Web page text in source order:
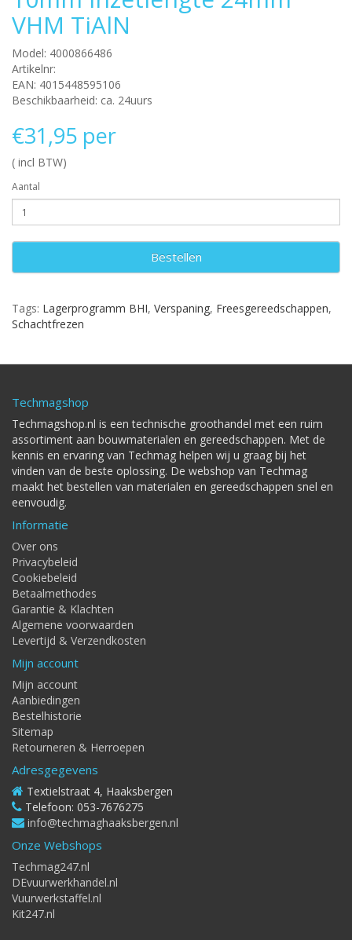
VHM TiAlN
Model: 4000866486
Artikelnr:
EAN: 4015448595106
Beschikbaarheid: ca. 24uurs
€31,95 per
( incl BTW)
Aantal
Bestellen
Tags: Lagerprogramm BHI, Verspaning, Freesgereedschappen,
Schachtfrezen
Techmagshop
Techmagshop.nl is een technische groothandel met een ruim
assortiment aan bouwmaterialen en gereedschappen. Met de
kennis en ervaring van Techmag helpen wij u graag bij het
vinden van de beste oplossing. De webshop van Techmag
maakt het bestellen van materialen en gereedschappen snel en
eenvoudig.
Informatie
Over ons
Privacybeleid
Cookiebeleid
Betaalmethodes
Garantie & Klachten
Algemene voorwaarden
Levertijd & Verzendkosten
Mijn account
Mijn account
Aanbiedingen
Bestelhistorie
Sitemap
Retourneren & Herroepen
Adresgegevens
Textielstraat 4, Haaksbergen
Telefoon: 053-7676275
info@techmaghaaksbergen.nl
Onze Webshops
Techmag247.nl
DEvuurwerkhandel.nl
Vuurwerkstaffel.nl
Kit247.nl